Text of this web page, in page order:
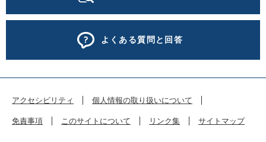
よくある質問と回答
アクセシビリティ 個人情報の取り扱いについて
免責事項 このサイトについて リンク集 サイトマップ